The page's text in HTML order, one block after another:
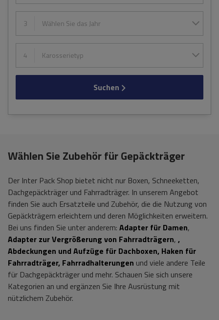
3 Wählen Sie das Jahr
4 Karosserietyp
Suchen
Wählen Sie Zubehör für Gepäckträger
Der Inter Pack Shop bietet nicht nur Boxen, Schneeketten,
Dachgepäckträger und Fahrradträger. In unserem Angebot
finden Sie auch Ersatzteile und Zubehör, die die Nutzung von
Gepäckträgern erleichtern und deren Möglichkeiten erweitern.
Bei uns finden Sie unter anderem: Adapter für Damen,
Adapter zur Vergrößerung von Fahrradträgern, ,
Abdeckungen und Aufzüge für Dachboxen, Haken für
Fahrradträger, Fahrradhalterungen und viele andere Teile
für Dachgepäckträger und mehr. Schauen Sie sich unsere
Kategorien an und ergänzen Sie Ihre Ausrüstung mit
nützlichem Zubehör.